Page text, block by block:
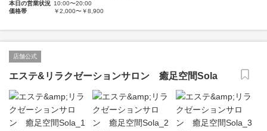
本日の営業状況 10:00〜20:00
価格帯
￥2,000〜￥8,900
店舗公式
エステ&リラクゼーションサロン 癒足空間Sola